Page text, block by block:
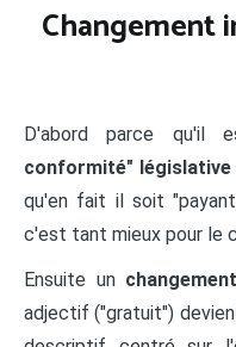
Changement
D'abord parce
conformité" législative
qu'en fait il soit
c'est tant mieux pour le
Ensuite un
adjectif ("gratuit")